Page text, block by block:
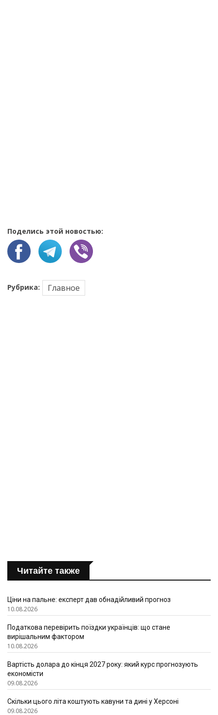
Поделись этой новостью:
Рубрика: Главное
Читайте также
Ціни на пальне: експерт дав обнадійливий прогноз
10.08.2026
Податкова перевірить поїздки українців: що стане
вирішальним фактором
10.08.2026
Вартість долара до кінця 2027 року: який курс прогнозують
економісти
09.08.2026
Скільки цього літа коштують кавуни та дині у Херсоні
09.08.2026